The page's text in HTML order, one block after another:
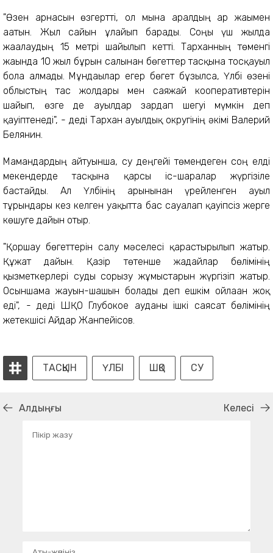
"Өзен арнасын өзгертті, ол мына аралдың ар жағымен
ағатын. Жыл сайын ұлғайып барады. Соңғы үш жылда
жағалаудың 15 метрі шайылып кетті. Тарханның төменгі
жағында 10 жыл бұрын салынған бөгеттер тасқынға тосқауыл
бола алмады. Мұндағылар егер бөгет бұзылса, Үлбі өзені
облыстың тас жолдары мен саяжай кооперативтерін
шайып, өзге де ауылдар зардап шегуі мүмкін деп
қауіптенеді", - деді Тархан ауылдық округінің әкімі Валерий
Белянин.
Мамандардың айтуынша, су деңгейі төмендеген соң елді
мекендерде тасқынға қарсы іс-шаралар жүргізіле
бастайды. Ал Үлбінің арынынан үрейленген ауыл
тұрғындары кез келген уақытта бас сауғалап қауіпсіз жерге
көшуге дайын отыр.
"Қоршау бөгеттерін салу мәселесі қарастырылып жатыр.
Құжат дайын. Қазір төтенше жағдайлар бөлімінің
қызметкерлері суды сорғызу жұмыстарын жүргізіп жатыр.
Осыншама жауын-шашын болады деп ешкім ойлаған жоқ
еді", - деді ШҚО Глубокое ауданы ішкі саясат бөлімінің
жетекшісі Айдар Жанпейісов.
ТАСҚЫН ҮЛБІ ШҚО СУ
Алдыңғы Келесі